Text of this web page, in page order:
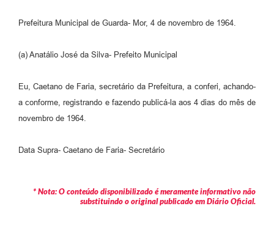
Prefeitura Municipal de Guarda- Mor, 4 de novembro de 1964.
(a) Anatálio José da Silva- Prefeito Municipal
Eu, Caetano de Faria, secretário da Prefeitura, a conferi, achando-
a conforme, registrando e fazendo publicá-la aos 4 dias do mês de
novembro de 1964.
Data Supra- Caetano de Faria- Secretário
* Nota: O conteúdo disponibilizado é meramente informativo não
substituindo o original publicado em Diário Oficial.